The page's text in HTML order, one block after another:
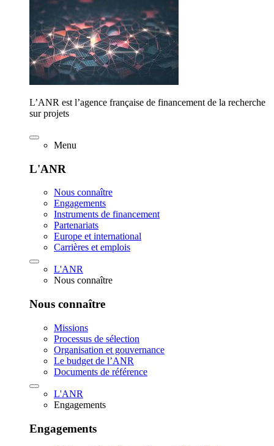
L’ANR est l’agence française de financement de la recherche
sur projets
Menu
L'ANR
Nous connaître
Engagements
Instruments de financement
Partenariats
Europe et international
Carrières et emplois
L'ANR
Nous connaître
Nous connaître
Missions
Processus de sélection
Organisation et gouvernance
Le budget de l’ANR
Documents de référence
L'ANR
Engagements
Engagements